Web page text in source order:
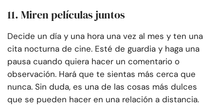
11. Miren películas juntos
Decide un día y una hora una vez al mes y ten una
cita nocturna de cine. Esté de guardia y haga una
pausa cuando quiera hacer un comentario o
observación. Hará que te sientas más cerca que
nunca. Sin duda, es una de las cosas más dulces
que se pueden hacer en una relación a distancia.